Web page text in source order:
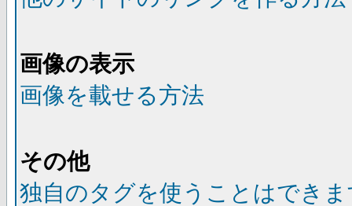
画像の表示
画像を載せる方法
その他
独自のタグを使うことはでき